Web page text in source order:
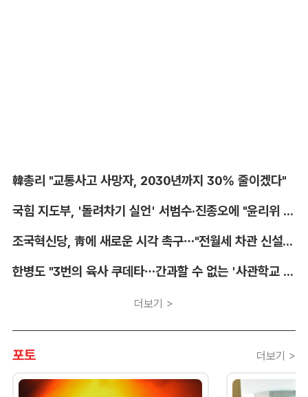
韓총리 "교통사고 사망자, 2030년까지 30% 줄이겠다"
국힘 지도부, '돌려차기 실언' 서범수·진종오에 "윤리위 엄중 조치"
조국혁신당, 靑에 새로운 시각 촉구…"전월세 차관 신설해야"
한병도 "3번의 육사 쿠데타…간과할 수 없는 '사관학교 통합' 명분"
더보기 >
포토 더보기 >